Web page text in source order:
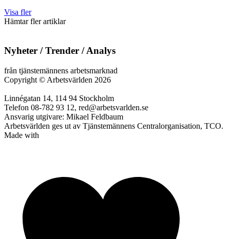
Visa fler
Hämtar fler artiklar
Nyheter / Trender / Analys
från tjänstemännens arbetsmarknad
Copyright © Arbetsvärlden 2026
Linnégatan 14, 114 94 Stockholm
Telefon 08-782 93 12, red@arbetsvarlden.se
Ansvarig utgivare: Mikael Feldbaum
Arbetsvärlden ges ut av Tjänstemännens Centralorganisation, TCO.
Made with